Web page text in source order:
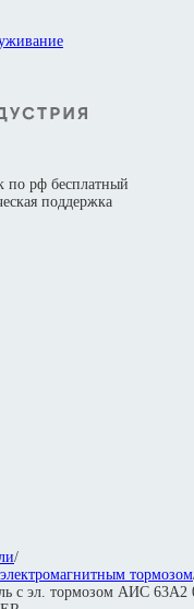
по рф бесплатный
поддержка
/
тормозом
с эл. тормозом АИС